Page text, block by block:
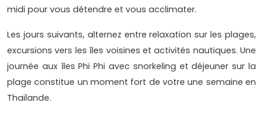
midi pour vous détendre et vous acclimater.
Les jours suivants, alternez entre relaxation sur les plages,
excursions vers les îles voisines et activités nautiques. Une
journée aux îles Phi Phi avec snorkeling et déjeuner sur la
plage constitue un moment fort de votre une semaine en
Thaïlande.